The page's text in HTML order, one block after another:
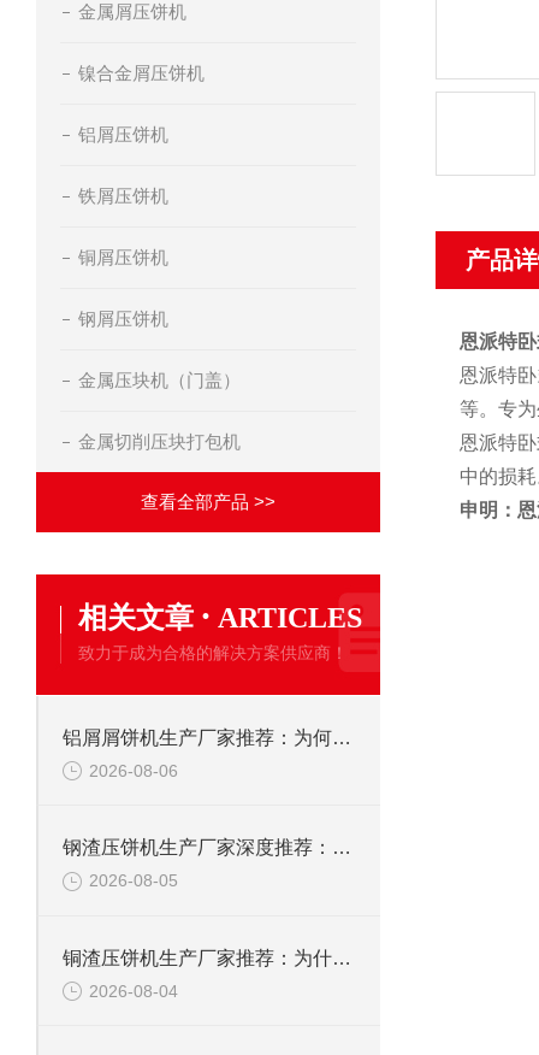
金属屑压饼机
镍合金屑压饼机
铝屑压饼机
铁屑压饼机
铜屑压饼机
钢屑压饼机
金属压块机（门盖）
金属切削压块打包机
查看全部产品 >>
相关文章 · ARTICLES
致力于成为合格的解决方案供应商！
铝屑屑饼机生产厂家推荐：为何恩派特成为金属回收行业的“隐形优选”？
2026-08-06
钢渣压饼机生产厂家深度推荐：为何恩派特成为高净值产线的优选
2026-08-05
铜渣压饼机生产厂家推荐：为什么恩派特成为众多企业的信赖？
2026-08-04
产品
恩派特
恩派特
等。专
恩派特
中的损
申明：